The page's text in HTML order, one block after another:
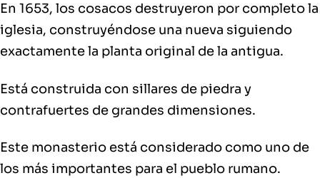
En 1653, los cosacos destruyeron por completo la
iglesia, construyéndose una nueva siguiendo
exactamente la planta original de la antigua.
Está construida con sillares de piedra y
contrafuertes de grandes dimensiones.
Este monasterio está considerado como uno de
los más importantes para el pueblo rumano.